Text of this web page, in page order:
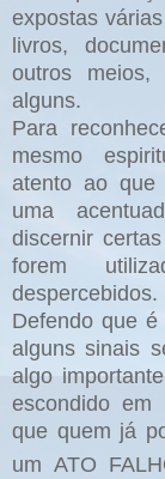
expostas
livros,
outros meios,
alguns.
Para
mesmo
atento ao que
uma
discernir
forem
despercebidos.
Defendo que
alguns sinais
algo
escondido em
que quem já
um ATO